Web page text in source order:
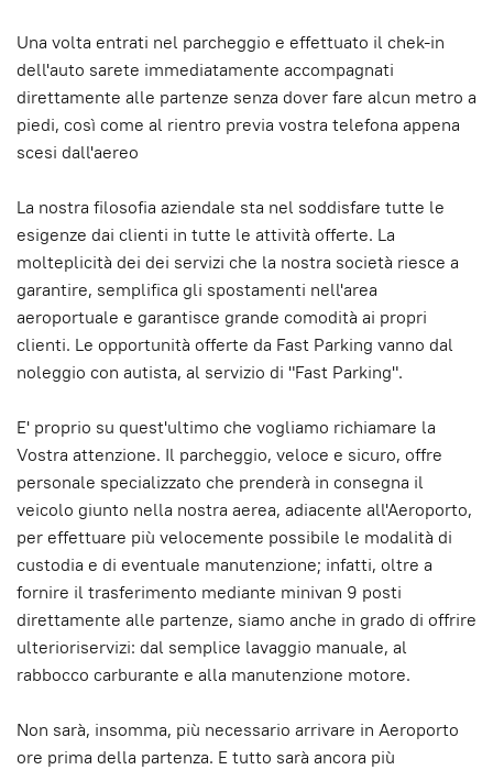
Una volta entrati nel parcheggio e effettuato il chek-in
dell'auto sarete immediatamente accompagnati
direttamente alle partenze senza dover fare alcun metro a
piedi, così come al rientro previa vostra telefona appena
scesi dall'aereo
La nostra filosofia aziendale sta nel soddisfare tutte le
esigenze dai clienti in tutte le attività offerte. La
molteplicità dei dei servizi che la nostra società riesce a
garantire, semplifica gli spostamenti nell'area
aeroportuale e garantisce grande comodità ai propri
clienti. Le opportunità offerte da Fast Parking vanno dal
noleggio con autista, al servizio di "Fast Parking".
E' proprio su quest'ultimo che vogliamo richiamare la
Vostra attenzione. Il parcheggio, veloce e sicuro, offre
personale specializzato che prenderà in consegna il
veicolo giunto nella nostra aerea, adiacente all'Aeroporto,
per effettuare più velocemente possibile le modalità di
custodia e di eventuale manutenzione; infatti, oltre a
fornire il trasferimento mediante minivan 9 posti
direttamente alle partenze, siamo anche in grado di offrire
ulterioriservizi: dal semplice lavaggio manuale, al
rabbocco carburante e alla manutenzione motore.
Non sarà, insomma, più necessario arrivare in Aeroporto
ore prima della partenza. E tutto sarà ancora più